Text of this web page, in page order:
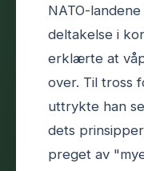
NATO-
deltakelse i
erklærte at
over. Til tross
uttrykte han
dets
preget av